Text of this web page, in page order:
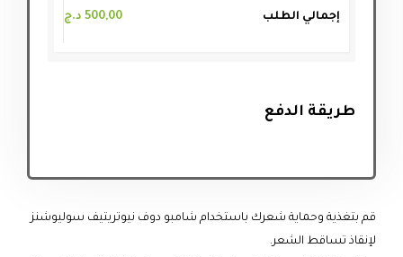
إجمالي الطلب 500,00 د.ج
طريقة الدفع
قم بتغذية وحماية شعرك باستخدام شامبو دوف نيوتريتيف سوليوشنز
لإنقاذ تساقط الشعر.